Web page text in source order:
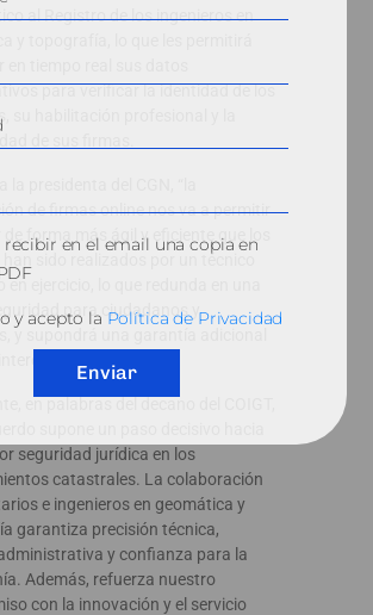
al Registro de los ingenieros en
en tiempo real sus datos
para verificar la identidad de los
su habilitación profesional y la
la presidenta del CGN, “la
de firmas online nos va a permitir
forma más ágil y eficiente que los
han sido realizados por un técnico
en ejercicio, lo que redunda en una
para ciudadanos y
seguridad jurídica en los
catastrales. La colaboración
e ingenieros en geomática y
garantiza precisión técnica,
y confianza para la
Además, refuerza nuestro
con la innovación y el servicio
en el email una copia en
y acepto la Política de Privacidad
Enviar